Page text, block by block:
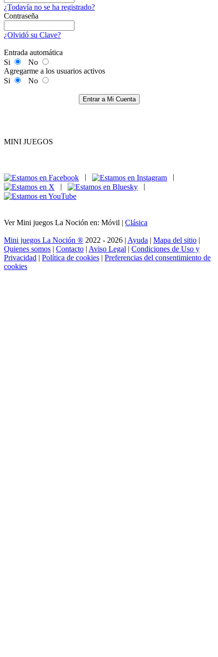
¿Todavía no se ha registrado?
Contraseña
¿Olvidó su Clave?
Entrada automática
Si
No
Agregarme a los usuarios activos
Si
No
Entrar a Mi Cuenta
MINI JUEGOS
|
|
|
|
Ver Mini juegos La Noción en: Móvil | Clásica
Mini juegos La Noción ® 2022 - 2026 | Ayuda | Mapa del sitio |
Quienes somos | Contacto | Aviso Legal | Condiciones de Uso y
Privacidad | Política de cookies | Preferencias del consentimiento de
cookies